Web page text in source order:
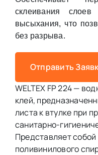
склеивания
высыхания, что
без разрыва.
Отправить
WELTEX FP 224 —
клей,
листа к втулке при
санитарно-
Представляет
поливинилового